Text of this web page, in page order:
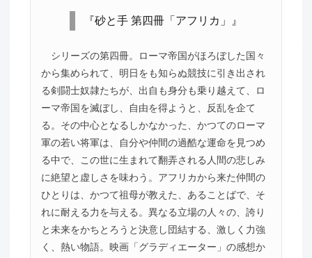
『砂と手 第四冊「アフリカ」』
シリーズの第四冊。ローマ帝国がほろぼした国々
から集められて、明日をも知らぬ競技に引き出され
る剣闘士奴隷たちが、出自も身分も乗り越えて、ロ
ーマ帝国を滅ぼし、自由を得ようと、反乱を企て
る。その中心となるしかなかった、かつてのローマ
軍の若い将軍は、自分や仲間の過酷な運命を見つめ
る中で、この世に生まれて翻弄される人間の悲しみ
に絶望と虚しさを味わう。アフリカから来た仲間の
ひとりは、かつて祖母が教えた、あることばで、そ
れに耐える力を与える。異なる立場の人々の、誇り
と未来をかちとろうと決意し団結する、激しく力強
く、熱い物語。映画「グラディエーター」の感想か